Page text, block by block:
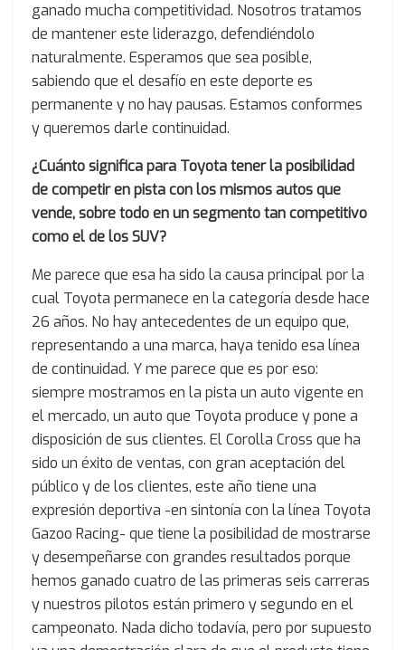
ganado mucha competitividad. Nosotros tratamos
de mantener este liderazgo, defendiéndolo
naturalmente. Esperamos que sea posible,
sabiendo que el desafío en este deporte es
permanente y no hay pausas. Estamos conformes
y queremos darle continuidad.
¿Cuánto significa para Toyota tener la posibilidad
de competir en pista con los mismos autos que
vende, sobre todo en un segmento tan competitivo
como el de los SUV?
Me parece que esa ha sido la causa principal por la
cual Toyota permanece en la categoría desde hace
26 años. No hay antecedentes de un equipo que,
representando a una marca, haya tenido esa línea
de continuidad. Y me parece que es por eso:
siempre mostramos en la pista un auto vigente en
el mercado, un auto que Toyota produce y pone a
disposición de sus clientes. El Corolla Cross que ha
sido un éxito de ventas, con gran aceptación del
público y de los clientes, este año tiene una
expresión deportiva -en sintonía con la línea Toyota
Gazoo Racing- que tiene la posibilidad de mostrarse
y desempeñarse con grandes resultados porque
hemos ganado cuatro de las primeras seis carreras
y nuestros pilotos están primero y segundo en el
campeonato. Nada dicho todavía, pero por supuesto